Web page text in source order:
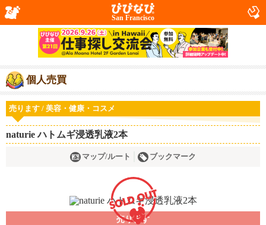
San Francisco
個人売買
売ります / 美容・健康・コスメ
naturie ハトムギ浸透乳液2本
マップ/ルート ブックマーク
売ります